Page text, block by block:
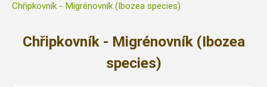
Chřipkovník - Migrénovník (Ibozea species)
Chřipkovník - Migrénovník (Ibozea
species)